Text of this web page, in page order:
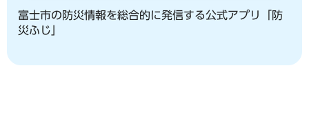
富士市の防災情報を総合的に発信する公式アプリ「防
災ふじ」